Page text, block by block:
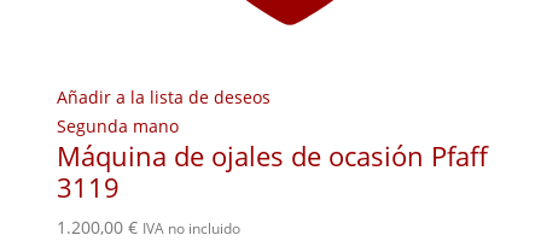
Añadir a la lista de deseos
Segunda mano
Máquina de ojales de ocasión Pfaff
3119
1.200,00 € IVA no incluido